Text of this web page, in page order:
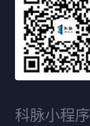
科脉小程序